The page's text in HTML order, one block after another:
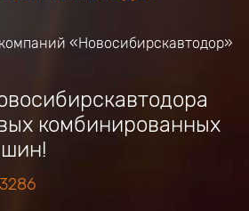
«Новосибирскавтодор»
комбинированных
3286